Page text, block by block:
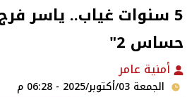
5 سنوات غياب.. ياسر
حساس 2"
أمنية عامر
الجمعة 03/أكتوبر/2025 - 06:28 م